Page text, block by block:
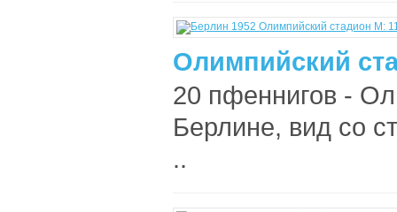
Олимпийский
20 пфеннигов -
Берлине, вид со
..